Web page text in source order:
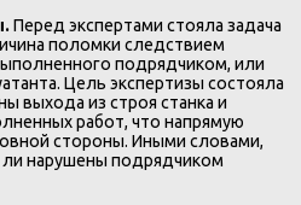
Перед экспертами стояла задача
поломки следствием
подрядчиком, или
Цель экспертизы состояла
выхода из строя станка и
работ, что напрямую
стороны. Иными словами,
нарушены подрядчиком